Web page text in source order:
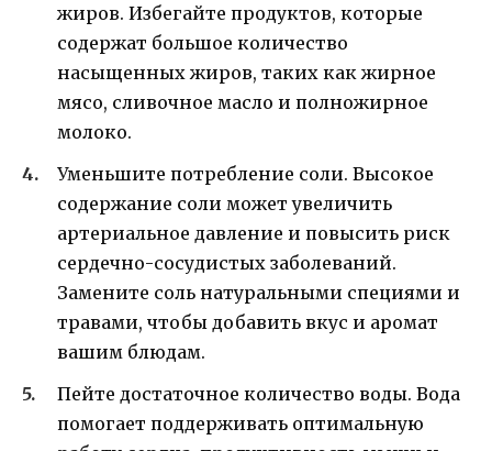
жиров. Избегайте продуктов, которые
содержат большое количество
насыщенных жиров, таких как жирное
мясо, сливочное масло и полножирное
молоко.
Уменьшите потребление соли. Высокое
содержание соли может увеличить
артериальное давление и повысить риск
сердечно-сосудистых заболеваний.
Замените соль натуральными специями и
травами, чтобы добавить вкус и аромат
вашим блюдам.
Пейте достаточное количество воды. Вода
помогает поддерживать оптимальную